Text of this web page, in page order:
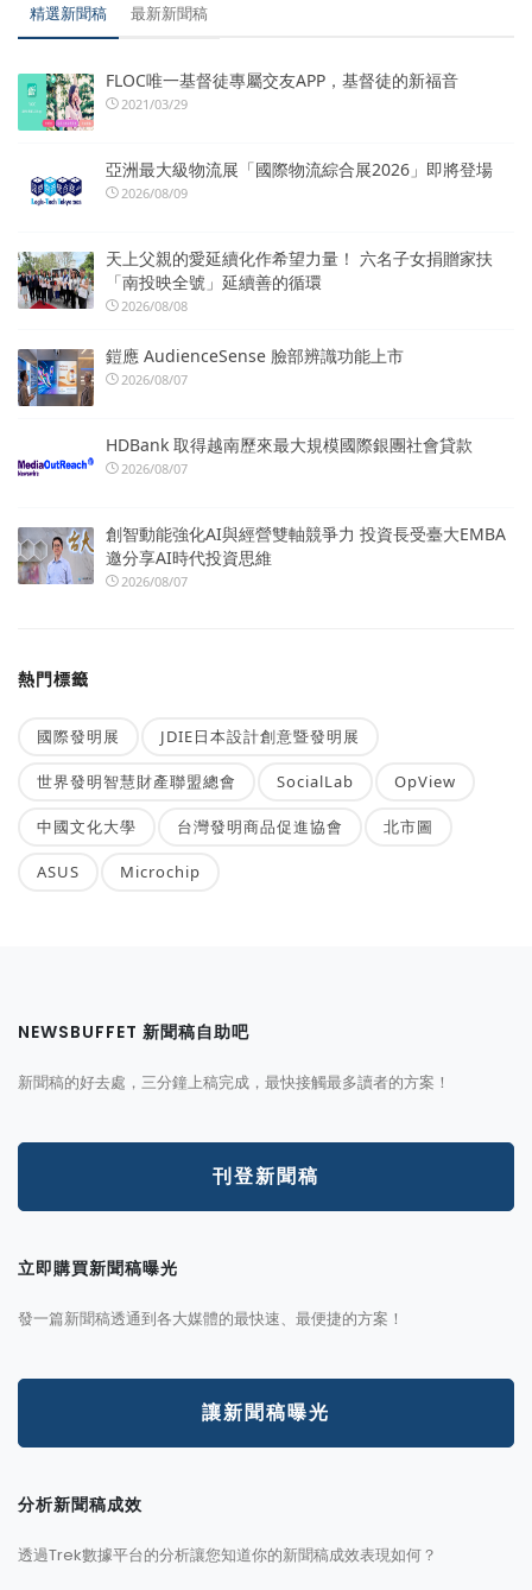
精選新聞稿 最新新聞稿
FLOC唯一基督徒專屬交友APP，基督徒的新福音
2021/03/29
亞洲最大級物流展「國際物流綜合展2026」即將登場
2026/08/09
天上父親的愛延續化作希望力量！ 六名子女捐贈家扶
「南投映全號」延續善的循環
2026/08/08
鎧應 AudienceSense 臉部辨識功能上市
2026/08/07
HDBank 取得越南歷來最大規模國際銀團社會貸款
2026/08/07
創智動能強化AI與經營雙軸競爭力 投資長受臺大EMBA
邀分享AI時代投資思維
2026/08/07
熱門標籤
國際發明展 JDIE日本設計創意暨發明展
世界發明智慧財產聯盟總會 SocialLab OpView
中國文化大學 台灣發明商品促進協會 北市圖
ASUS Microchip
NEWSBUFFET 新聞稿自助吧
新聞稿的好去處，三分鐘上稿完成，最快接觸最多讀者的方案！
刊登新聞稿
立即購買新聞稿曝光
發一篇新聞稿透通到各大媒體的最快速、最便捷的方案！
讓新聞稿曝光
分析新聞稿成效
透過Trek數據平台的分析讓您知道你的新聞稿成效表現如何？